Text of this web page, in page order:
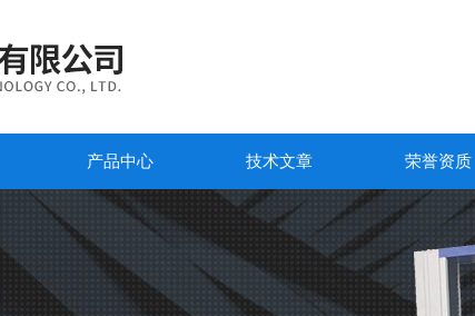
产品中心 技术文章 荣誉资质